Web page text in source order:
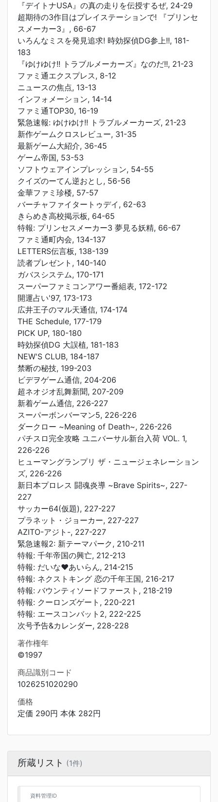
『デイトナUSA』の真の走りを伝授するぜ, 24-29
超期待の3作目はプレイステーションで! 『プリンセ
スメーカー3』, 66-67
いろんなミスを発見追求! 時効探偵DG参上!!, 181-
183
『ゆけゆけ!! トラブルメーカーズ』なのだ!!, 21-23
ファミ通エクスプレス, 8-12
ニュースの焦点, 13-13
インフォメーション, 14-14
ファミ通TOP30, 16-19
緊急速報: ゆけゆけ!! トラブルメーカーズ, 21-23
新作ゲームクロスレビュー, 31-35
最新ゲーム大紹介, 36-45
ゲーム帝国, 53-53
ソフトウェアインプレッション, 54-55
クイズのーてん逆おとし, 56-56
金華ファミ珍楼, 57-57
バーチャファイタートゥデイ, 62-63
きらめき高校掲示板, 64-65
特報: プリンセスメーカー3 夢見る妖精, 66-67
ファミ通町内会, 134-137
LETTERS伝言板, 138-139
読者プレゼント, 140-140
ガバスシステム, 170-171
スーパーファミコンアワー番組表, 172-172
開運占い'97, 173-173
広井王子のマル天通信, 174-174
THE Schedule, 177-179
PICK UP, 180-180
時効探偵DG 大誤植, 181-183
NEW'S CLUB, 184-187
禁断の秘技, 199-203
ビデヲゲーム通信, 204-206
超ネオジオ乱舞新聞, 207-209
新着ゲーム通信, 226-227
スーパーボンバーマン5, 226-226
ダークロー ~Meaning of Death~, 226-226
パチスロ完全攻略 ユニバーサル新台入荷 VOL. 1,
226-226
ヒューマングランプリ ザ・ニュージェネレーション
ズ, 226-226
新日本プロレス 闘魂炎導 ~Brave Spirits~, 227-
227
サッカー64(仮題), 227-227
プラネット・ジョーカー, 227-227
AZITO-アジト-, 227-227
緊急速報2: 新テーマパーク, 210-211
特報: 千年帝国の興亡, 212-213
特報: だいな♥あいらん, 214-215
特報: ネクストキング 恋の千年王国, 216-217
特報: バウンティソードファースト, 218-219
特報: クーロンズゲート, 220-221
特報: エースコンバット2, 222-225
次号予告&カレンダー, 228-228
著作権年
©1997
商品識別コード
1026251020290
価格
定価 290円 本体 282円
所蔵リスト (1件)
資料管理ID